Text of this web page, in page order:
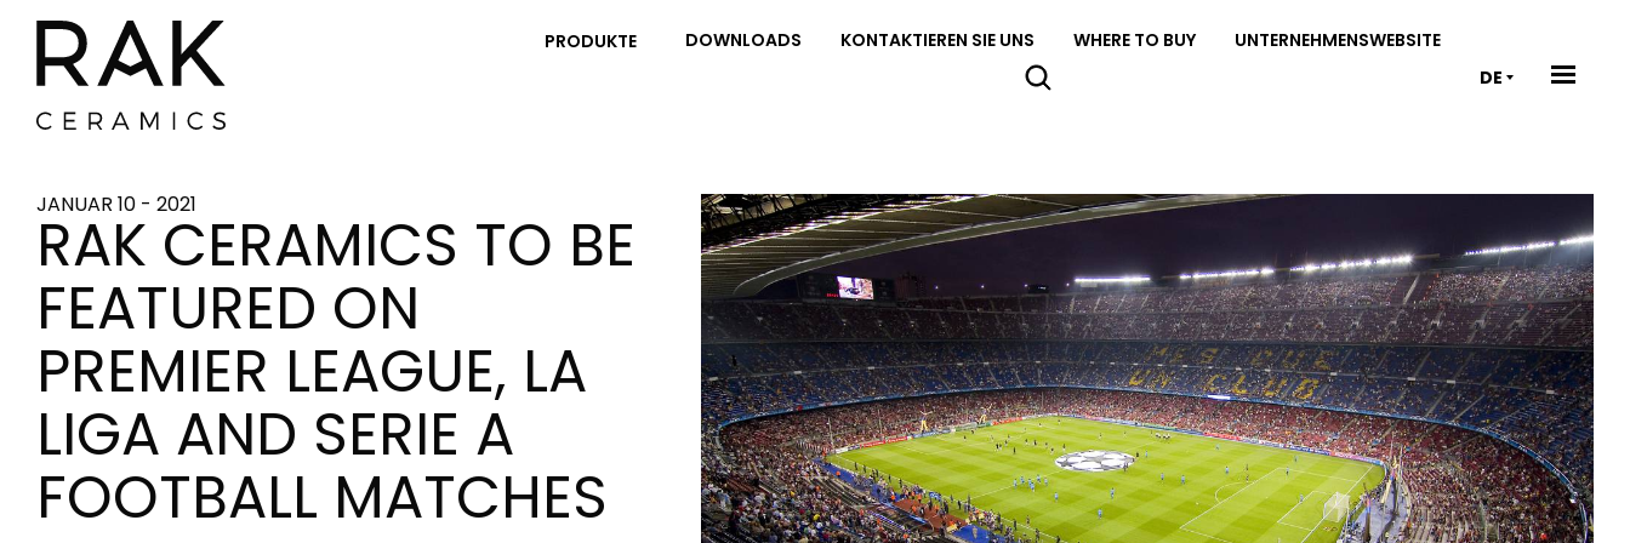
PRODUKTE DOWNLOADS KONTAKTIEREN SIE UNS WHERE TO BUY
UNTERNEHMENSWEBSITE
DE
JANUAR 10 - 2021
RAK CERAMICS TO BE
FEATURED ON
PREMIER LEAGUE, LA
LIGA AND SERIE A
FOOTBALL MATCHES